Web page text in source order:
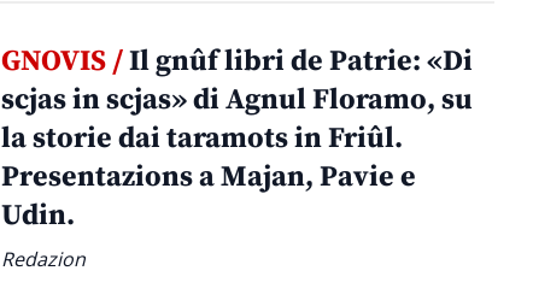
GNOVIS /Il gnûf libri de Patrie: «Di
scjas in scjas» di Agnul Floramo, su
la storie dai taramots in Friûl.
Presentazions a Majan, Pavie e
Udin.
Redazion